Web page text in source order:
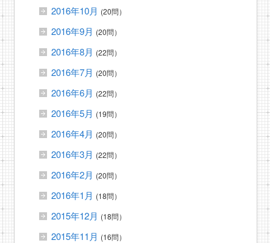
2016年10月 (20問）
2016年9月 (20問）
2016年8月 (22問）
2016年7月 (20問）
2016年6月 (22問）
2016年5月 (19問）
2016年4月 (20問）
2016年3月 (22問）
2016年2月 (20問）
2016年1月 (18問）
2015年12月 (18問）
2015年11月 (16問）